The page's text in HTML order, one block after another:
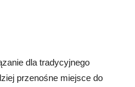
dla tradycyjnego
przenośne miejsce do